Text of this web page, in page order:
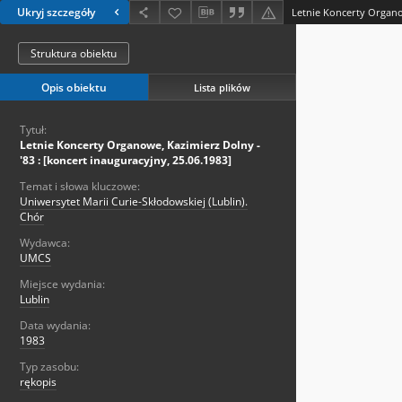
Ukryj szczegóły
Struktura obiektu
Opis obiektu Lista plików
Tytuł:
Letnie Koncerty Organowe, Kazimierz Dolny -
'83 : [koncert inauguracyjny, 25.06.1983]
Temat i słowa kluczowe:
Uniwersytet Marii Curie-Skłodowskiej (Lublin).
Chór
Wydawca:
UMCS
Miejsce wydania:
Lublin
Data wydania:
1983
Typ zasobu:
rękopis